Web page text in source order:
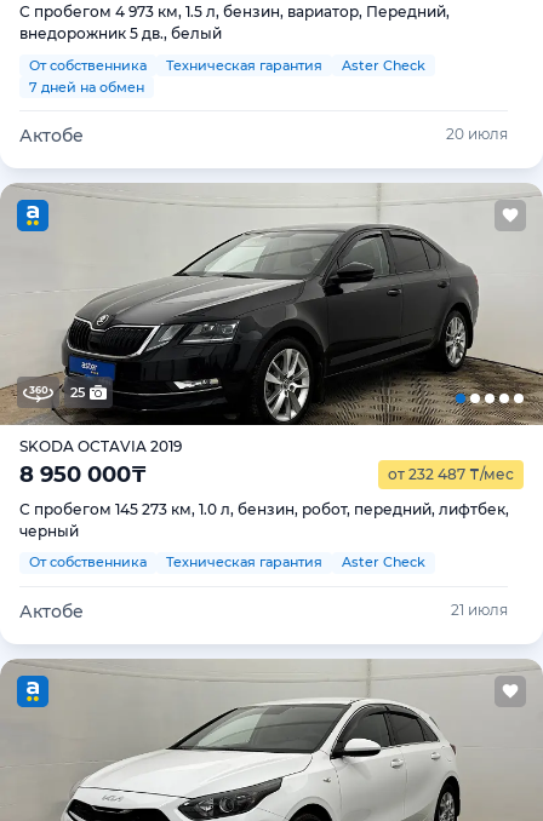
С пробегом 4 973 км, 1.5 л, бензин, вариатор, Передний,
внедорожник 5 дв., белый
От собственника Техническая гарантия
Aster Check
7 дней на обмен
Актобе 20 июля
25
SKODA OCTAVIA 2019
8 950 000₸ от 232 487 ₸/мес
С пробегом 145 273 км, 1.0 л, бензин, робот, передний, лифтбек,
черный
От собственника Техническая гарантия Aster Check
Актобе 21 июля